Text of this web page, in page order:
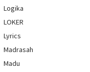
Logika
LOKER
Lyrics
Madrasah
Madu